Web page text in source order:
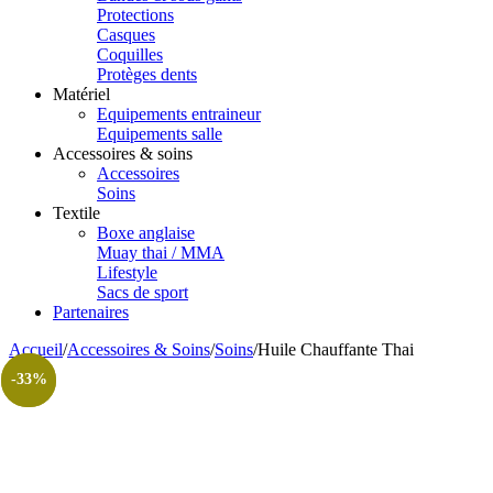
Protections
Casques
Coquilles
Protèges dents
Matériel
Equipements entraineur
Equipements salle
Accessoires & soins
Accessoires
Soins
Textile
Boxe anglaise
Muay thai / MMA
Lifestyle
Sacs de sport
Partenaires
Accueil/Accessoires & Soins/Soins/Huile Chauffante Thai
HOT
-55%
-33%